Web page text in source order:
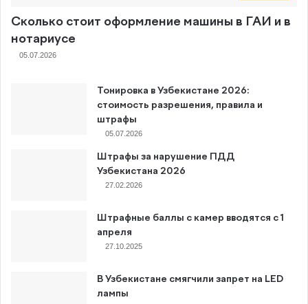
Сколько стоит оформление машины в ГАИ и в
нотариусе
05.07.2026
Тонировка в Узбекистане 2026:
стоимость разрешения, правила и
штрафы
05.07.2026
Штрафы за нарушение ПДД
Узбекистана 2026
27.02.2026
Штрафные баллы с камер вводятся с 1
апреля
27.10.2025
В Узбекистане смягчили запрет на LED
лампы